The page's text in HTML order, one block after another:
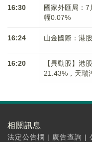
16:30
國家外匯局：
幅0.07%
16:24 山金國際：港
16:20
【異動股】港
21.43%，天瑞
相關訊息
法定公告欄 | 廣告查詢 |